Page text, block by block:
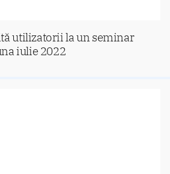
utilizatorii la un seminar
iulie 2022